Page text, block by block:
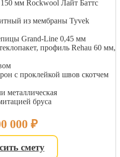
мм Rockwool Лайт Баттс
из мембраны Tyvek
Grand-Line 0,45 мм
профиль Rehau 60 мм,
с проклейкой швов скотчем
металлическая
бруса
000 ₽
смету